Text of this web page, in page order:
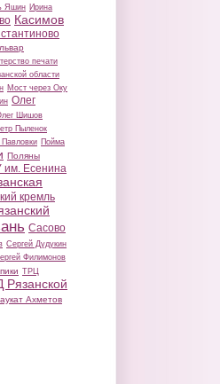
Яшин Ирина
Касимов
печати
области
Мост через Оку
Олег
Шишов
Пыленок
Пойма
Поляны
им. Есенина
кремль
Сасово
Сергей Дудукин
Филимонов
ТРЦ
Ахметов